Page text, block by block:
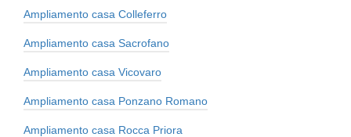
Ampliamento casa Colleferro
Ampliamento casa Sacrofano
Ampliamento casa Vicovaro
Ampliamento casa Ponzano Romano
Ampliamento casa Rocca Priora